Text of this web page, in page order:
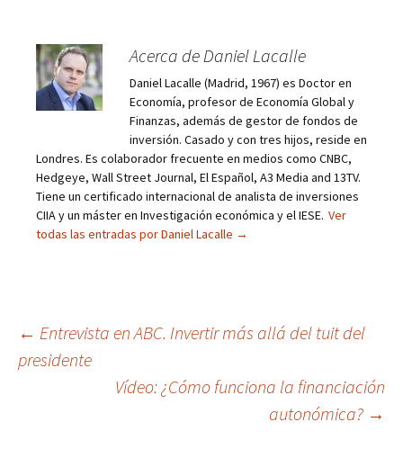
Acerca de Daniel Lacalle
Daniel Lacalle (Madrid, 1967) es Doctor en
Economía, profesor de Economía Global y
Finanzas, además de gestor de fondos de
inversión. Casado y con tres hijos, reside en
Londres. Es colaborador frecuente en medios como CNBC,
Hedgeye, Wall Street Journal, El Español, A3 Media and 13TV.
Tiene un certificado internacional de analista de inversiones
CIIA y un máster en Investigación económica y el IESE. Ver
todas las entradas por Daniel Lacalle →
Navegación
de
← Entrevista en ABC. Invertir más allá del tuit del
presidente
Vídeo: ¿Cómo funciona la financiación
autonómica? →